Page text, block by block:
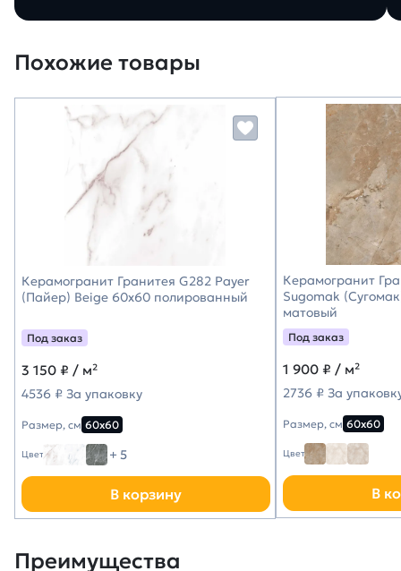
Похожие товары
Керамогранит Гранитея G282 Payer
(Пайер) Beige 60х60 полированный
Под заказ
3 150 ₽ / м²
4536 ₽ За упаковку
Размер, см 60х60
Цвет + 5
В корзину
Керамогранит
Sugomak
матовый
Под заказ
1 900 ₽ / м²
2736 ₽ За
Размер, см 60х60
Цвет
В
Преимущества